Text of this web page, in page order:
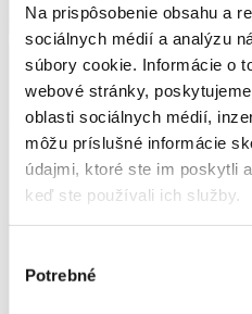
Na prispôsobenie obsahu a
sociálnych médií a analýzu
súbory cookie. Informácie o
webové stránky,
oblasti sociálnych médií,
môžu príslušné informácie
údajmi, ktoré ste im poskytli
keď ste používali ich služby.
súhlasu
Potrebné
FORMULÁR
ODOSLANÝ